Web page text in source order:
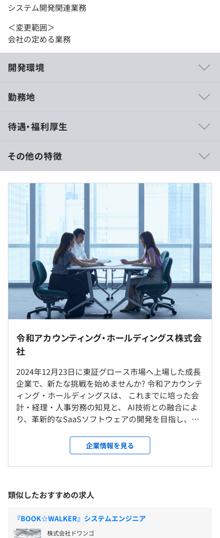
システム開発関連業務
＜変更範囲＞
会社の定める業務
開発環境
イン駆動設計、プロトタイピング、コーディング規約あり
Docker、Terraform、AWS CloudFormation、Docker
Swarm、Amazon ECS、Google Kubernetes Engine、
Amazon Elastic Kubernetes Service、Zabbix、Amazon
CloudWatch、Google Cloud Operations(Stackdriver)
Treasure Data CDP、BigQuery、Elasticsearch、Apache
Hadoop、Apache Spark、Apache HBase、Elastic
Amazon Redshift、Keras、PyTorch、pandas、scikit-
learn、Gensim、Vertica、Jupyter Notebook、
Matplotlib、NumPy、InfluxDB、Apache Druid、
Apache Storm、Apache Flink、Dataflow、Amazon
Kinesis
勤務地
【配属先情報】
本社：中央区日本橋
日本橋駅直結、1フロア貸切、綺麗なオフィスでお待ちし
ています。
※自社のシステム開発のためクライアント先常駐はござい
ません。
就業場所の変更範囲
東京本社、および自宅
会社の定める場所（テレワークを行う場所を含む）
受動喫煙防止措置に関する事項
対策内容：敷地内禁煙（喫煙場所あり）
待遇・福利厚生
■賃金形態：月額制もしくは年俸制（専門型裁量労働制）
（※ご経験・スキルに応じて決定）
（※想定年収は年収提示額を保証するものではありません）
■月額制 9:15〜17:00（所定労働時間:6時間45分）
■専門業務型裁量労働制（1日 7時間45分）
休憩時間：60分
有給休暇:入社半年経過時点10日、最高付与日数20日
年間休日125日
・完全週休二日制
・土曜、日曜、祝日
・夏期休暇5日
・新入社員特別休暇3日(入社日付与)
・その他（慶弔休暇あり）
・通勤手当
その他の特徴
令和アカウンティング・ホールディングス株式会
社
2024年12月23日に東証グロース市場へ上場した成⻑
企業で、新たな挑戦を始めませんか? 令和アカウンテ
ィング・ホールディングスは、 これまでに培った会
計・経理・人事労務の知見と、 AI技術との融合によ
り、革新的なSaaSソフトウェアの開発を目指し、
立しました。 本ポジションではその創業メンバーの
一員として、 新しいプロダクトの創出をゼロから一
緒に進めていただけるエンジニアを募集します。 令
ディングス採用を行っており、 本ポジションは採用
後に株式会社ミラクル経理へ出向いただきます。 出
向といっても勤務地に変更はなく、グループ会社含
めて全員が同じフロアで一緒に仕事をしています。
企業情報を見る
類似したおすすめの求人
『BOOK☆WALKER』システムエンジニア
株式会社ドワンゴ